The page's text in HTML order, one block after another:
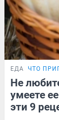
ЕДА ЧТО
Не
умеете
эти 9